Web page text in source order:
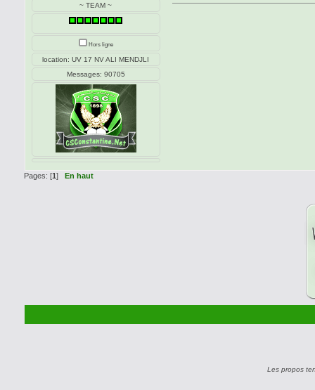
~ TEAM ~
Hors ligne
location: UV 17 NV ALI MENDJLI
Messages: 90705
Pages: [1] En haut
Les propos